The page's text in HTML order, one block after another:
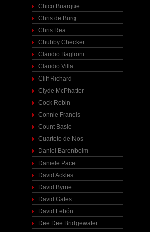
Chico Buarque
Chris de Burg
Chris Rea
Chubby Checker
Claudio Baglioni
Claudio Villa
Cliff Richard
Clyde McPhatter
Cock Robin
Connie Francis
Count Basie
Cuarteto de Nos
Daniel Barenboim
Daniele Pace
David Ackles
David Byrne
David Gates
David Lebón
Dee Dee Bridgewater